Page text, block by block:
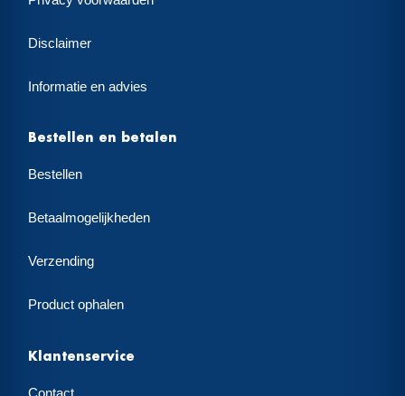
Disclaimer
Informatie en advies
Bestellen en betalen
Bestellen
Betaalmogelijkheden
Verzending
Product ophalen
Klantenservice